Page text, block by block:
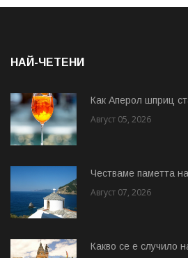
НАЙ-ЧЕТЕНИ
Как Аперол шприц
Август 05, 2026
Честваме паметта
Август 07, 2026
Какво се е случило